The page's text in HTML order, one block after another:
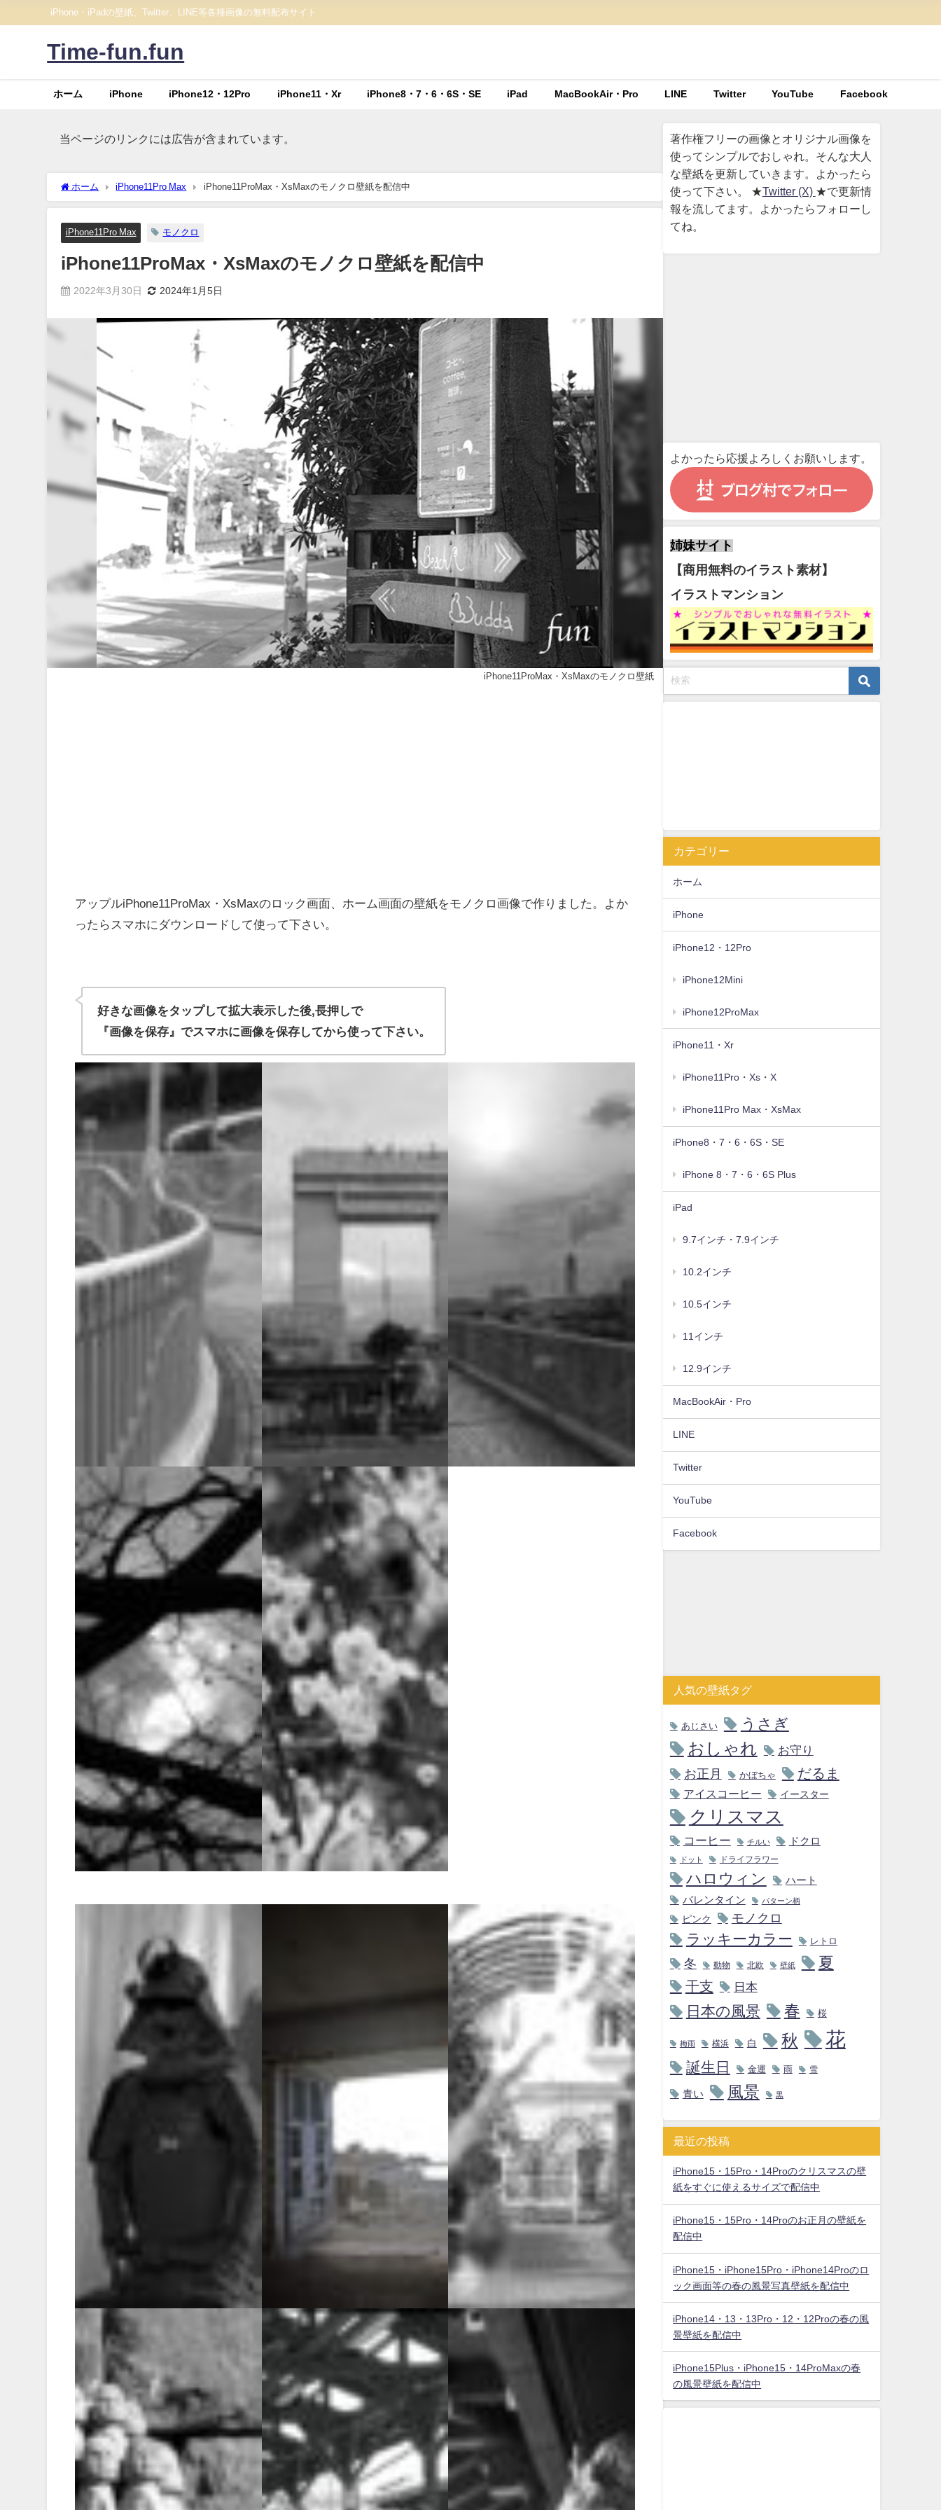
iPhone・iPadの壁紙、Twitter、LINE等各種画像の無料配布サイト
Time-fun.fun
ホーム iPhone iPhone12・12Pro iPhone11・Xr iPhone8・7・6・6S・SE iPad MacBookAir・Pro LINE Twitter YouTube Facebook
当ページのリンクには広告が含まれています。
ホーム iPhone11Pro Max iPhone11ProMax・XsMaxのモノクロ壁紙を配信中
iPhone11Pro Max モノクロ
iPhone11ProMax・XsMaxのモノクロ壁紙を配信中
2022年3月30日 2024年1月5日
iPhone11ProMax・XsMaxのモノクロ壁紙
アップルiPhone11ProMax・XsMaxのロック画面、ホーム画面の壁紙をモノクロ画像で作りました。よか
ったらスマホにダウンロードして使って下さい。
好きな画像をタップして拡大表示した後,長押しで
『画像を保存』でスマホに画像を保存してから使って下さい。
著作権フリーの画像とオリジナル画像を
使ってシンプルでおしゃれ。そんな大人
な壁紙を更新していきます。よかったら
使って下さい。 ★Twitter (X) ★で更新情
報を流してます。よかったらフォローし
てね。
よかったら応援よろしくお願いします。
姉妹サイト
【商用無料のイラスト素材】
イラストマンション
カテゴリー
ホーム
iPhone
iPhone12・12Pro
iPhone12Mini
iPhone12ProMax
iPhone11・Xr
iPhone11Pro・Xs・X
iPhone11Pro Max・XsMax
iPhone8・7・6・6S・SE
iPhone 8・7・6・6S Plus
iPad
9.7インチ・7.9インチ
10.2インチ
10.5インチ
11インチ
12.9インチ
MacBookAir・Pro
LINE
Twitter
YouTube
Facebook
人気の壁紙タグ
あじさい うさぎ
おしゃれ お守り
お正月 かぼちゃ だるま
アイスコーヒー イースター
クリスマス
コーヒー チルい ドクロ
ドット ドライフラワー
ハロウィン
ハート
バレンタイン
パターン柄
ピンク モノクロ
ラッキーカラー レトロ
冬 動物 北欧 壁紙 夏
干支 日本
日本の風景 春 桜
梅雨 横浜 白 秋 花
誕生日 金運 雨 雪
青い 風景 黒
最近の投稿
iPhone15・15Pro・14Proのクリスマスの壁
紙をすぐに使えるサイズで配信中
iPhone15・15Pro・14Proのお正月の壁紙を
配信中
iPhone15・iPhone15Pro・iPhone14Proのロ
ック画面等の春の風景写真壁紙を配信中
iPhone14・13・13Pro・12・12Proの春の風
景壁紙を配信中
iPhone15Plus・iPhone15・14ProMaxの春
の風景壁紙を配信中